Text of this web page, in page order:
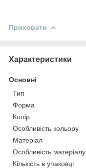
Приховати
Характеристики
Основні
Тип
Форма
Колір
Особливість кольору
Матеріал
Особливість матеріалу
Кількість в упаковці